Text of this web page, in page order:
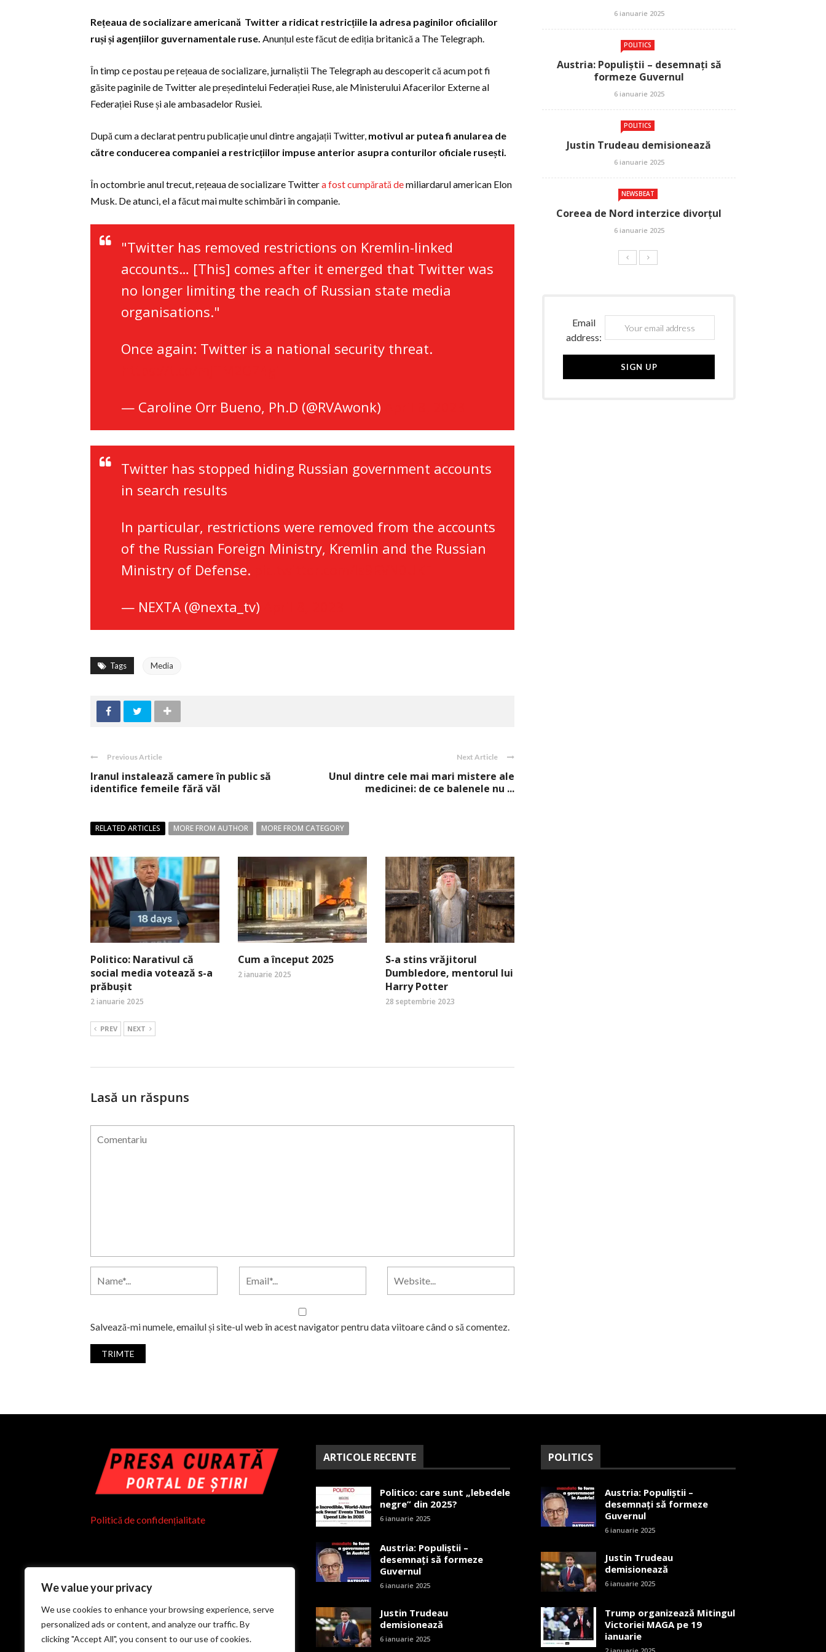
We value your privacy
We use cookies to enhance your browsing experience, serve
personalized ads or content, and analyze our traffic. By
clicking "Accept All", you consent to our use of cookies.
Rețeaua de socializare americană Twitter a ridicat restricțiile la adresa paginilor oficialilor
ruși și agențiilor guvernamentale ruse. Anunțul este făcut de ediția britanică a The Telegraph.
În timp ce postau pe rețeaua de socializare, jurnaliștii The Telegraph au descoperit că acum pot fi
găsite paginile de Twitter ale președintelui Federației Ruse, ale Ministerului Afacerilor Externe al
Federației Ruse și ale ambasadelor Rusiei.
După cum a declarat pentru publicație unul dintre angajații Twitter, motivul ar putea fi anularea de
către conducerea companiei a restricțiilor impuse anterior asupra conturilor oficiale rusești.
În octombrie anul trecut, rețeaua de socializare Twittera fost cumpărată demiliardarul american Elon
Musk. De atunci, el a făcut mai multe schimbări în companie.
"Twitter has removed restrictions on Kremlin-linked
accounts… [This] comes after it emerged that Twitter was
no longer limiting the reach of Russian state media
organisations."
Once again: Twitter is a national security threat.
— Caroline Orr Bueno, Ph.D (@RVAwonk)
Twitter has stopped hiding Russian government accounts
in search results
In particular, restrictions were removed from the accounts
of the Russian Foreign Ministry, Kremlin and the Russian
Ministry of Defense.
— NEXTA (@nexta_tv)
Tags Media
Previous Article
Iranul instalează camere în public să
identifice femeile fără văl
Next Article
Unul dintre cele mai mari mistere ale
medicinei: de ce balenele nu ...
RELATED ARTICLES MORE FROM AUTHOR MORE FROM CATEGORY
Politico: Narativul că
social media votează s-a
prăbușit
2 ianuarie 2025
Cum a început 2025
2 ianuarie 2025
S-a stins vrăjitorul
Dumbledore, mentorul lui
Harry Potter
28 septembrie 2023
PREV NEXT
Lasă un răspuns
Salvează-mi numele, emailul și site-ul web în acest navigator pentru data viitoare când o să comentez.
6 ianuarie 2025
POLITICS
Austria: Populiștii – desemnați să
formeze Guvernul
6 ianuarie 2025
POLITICS
Justin Trudeau demisionează
6 ianuarie 2025
NEWSBEAT
Coreea de Nord interzice divorțul
6 ianuarie 2025
Email
address:
Politică de confidențialitate
ARTICOLE RECENTE
Politico: care sunt „lebedele
negre” din 2025?
6 ianuarie 2025
Austria: Populiștii –
desemnați să formeze
Guvernul
6 ianuarie 2025
Justin Trudeau
demisionează
6 ianuarie 2025
POLITICS
Austria: Populiștii –
desemnați să formeze
Guvernul
6 ianuarie 2025
Justin Trudeau
demisionează
6 ianuarie 2025
Trump organizează Mitingul
Victoriei MAGA pe 19
ianuarie